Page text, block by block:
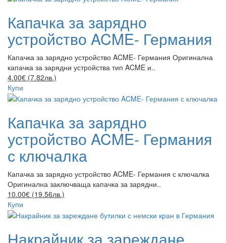
Капачка за зарядно
устройство ACME- Германия
Капачка за зарядно устройство ACME- Германия Оригинална
капачка за зарядни устройства тип ACME и..
4.00€ (7.82лв.)
Купи
Капачка за зарядно
устройство ACME- Германия
с ключалка
Капачка за зарядно устройство ACME- Германия с ключалка
Оригинална заключваща капачка за зарядни..
10.00€ (19.56лв.)
Купи